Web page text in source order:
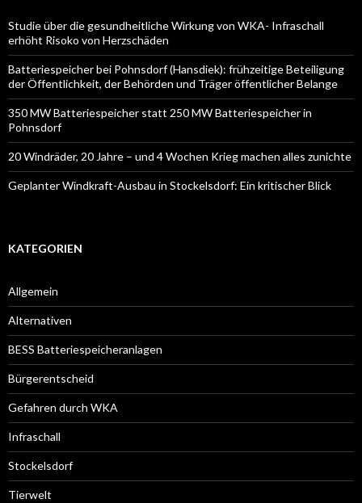
Studie über die gesundheitliche Wirkung von WKA- Infraschall
erhöht Risoko von Herzschäden
Batteriespeicher bei Pohnsdorf (Hansdiek): frühzeitige Beteiligung
der Öffentlichkeit, der Behörden und Träger öffentlicher Belange
350 MW Batteriespeicher statt 250 MW Batteriespeicher in
Pohnsdorf
20 Windräder, 20 Jahre – und 4 Wochen Krieg machen alles zunichte
Geplanter Windkraft-Ausbau in Stockelsdorf: Ein kritischer Blick
KATEGORIEN
Allgemein
Alternativen
BESS Batteriespeicheranlagen
Bürgerentscheid
Gefahren durch WKA
Infraschall
Stockelsdorf
Tierwelt